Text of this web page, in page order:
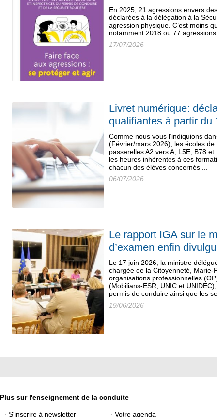
En 2025, 21 agressions envers
déclarées à la délégation à la
agression physique. C’est moins
notamment 2018 où 77
17/07/2026
Livret numérique:
qualifiantes à partir du
Comme nous vous l’indiquions
(Février/mars 2026), les écoles
passerelles A2 vers A, L5E, B78
les heures inhérentes à ces
chacun des élèves concernés,...
06/07/2026
Le rapport IGA sur le
d’examen enfin
Le 17 juin 2026, la ministre
chargée de la Citoyenneté, Marie-
organisations professionnelles
(Mobilians-ESR, UNIC et
permis de conduire ainsi que les
19/06/2026
Plus sur l'enseignement de la conduite
S'inscrire à newsletter Votre agenda